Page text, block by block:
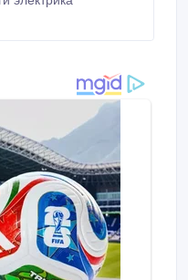
автоматы.
местах.